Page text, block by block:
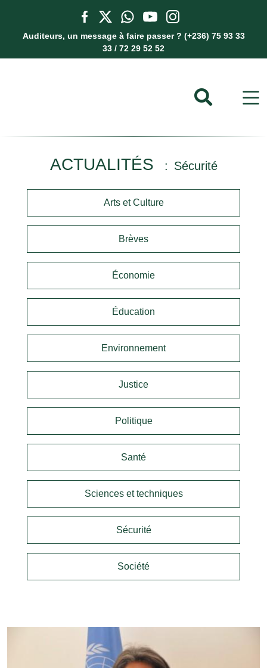
Auditeurs, un message à faire passer ? (+236) 75 93 33
33 / 72 29 52 52
ACTUALITÉS Sécurité
Arts et Culture
Brèves
Économie
Éducation
Environnement
Justice
Politique
Santé
Sciences et techniques
Sécurité
Société